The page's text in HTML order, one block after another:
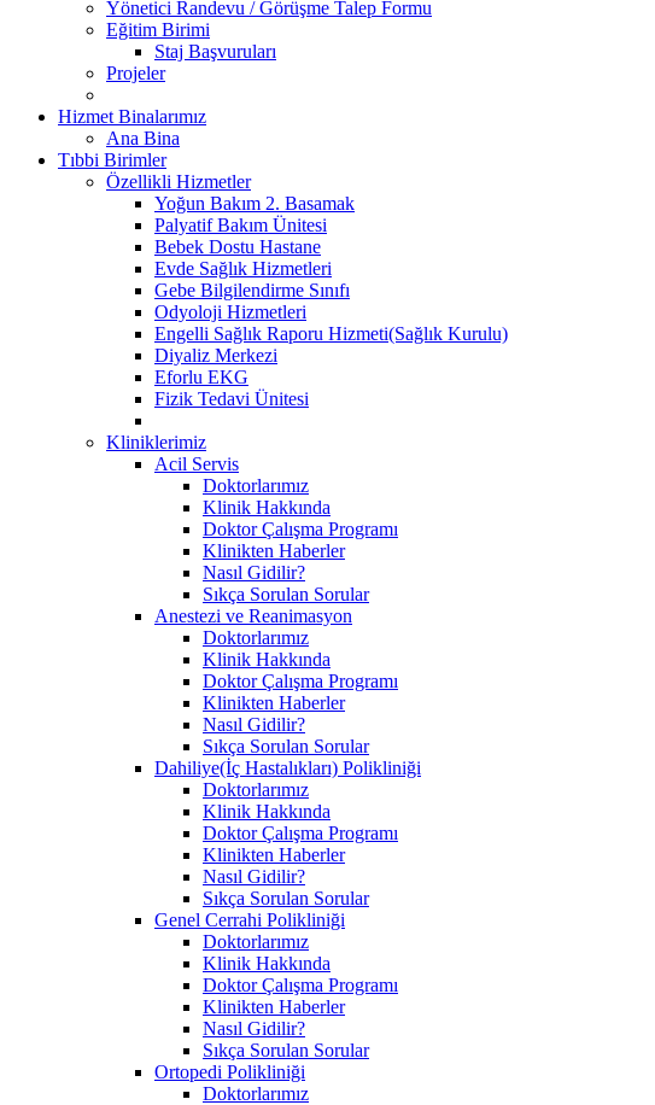
Yönetici Randevu / Görüşme Talep Formu
Eğitim Birimi
Staj Başvuruları
Projeler
Hizmet Binalarımız
Ana Bina
Tıbbi Birimler
Özellikli Hizmetler
Yoğun Bakım 2. Basamak
Palyatif Bakım Ünitesi
Bebek Dostu Hastane
Evde Sağlık Hizmetleri
Gebe Bilgilendirme Sınıfı
Odyoloji Hizmetleri
Engelli Sağlık Raporu Hizmeti(Sağlık Kurulu)
Diyaliz Merkezi
Eforlu EKG
Fizik Tedavi Ünitesi
Kliniklerimiz
Acil Servis
Doktorlarımız
Klinik Hakkında
Doktor Çalışma Programı
Klinikten Haberler
Nasıl Gidilir?
Sıkça Sorulan Sorular
Anestezi ve Reanimasyon
Doktorlarımız
Klinik Hakkında
Doktor Çalışma Programı
Klinikten Haberler
Nasıl Gidilir?
Sıkça Sorulan Sorular
Dahiliye(İç Hastalıkları) Polikliniği
Doktorlarımız
Klinik Hakkında
Doktor Çalışma Programı
Klinikten Haberler
Nasıl Gidilir?
Sıkça Sorulan Sorular
Genel Cerrahi Polikliniği
Doktorlarımız
Klinik Hakkında
Doktor Çalışma Programı
Klinikten Haberler
Nasıl Gidilir?
Sıkça Sorulan Sorular
Ortopedi Polikliniği
Doktorlarımız